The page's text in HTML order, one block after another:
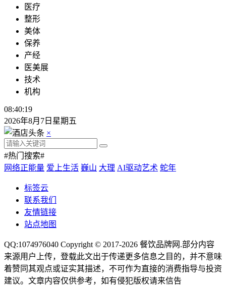
医疗
整形
美体
保养
产经
医美展
技术
机构
08:40:20
2026年8月7日星期五
×
#热门搜索#
网络正能量 爱上生活 巍山 大理 AI驱动艺术 蛇年
标签云
联系我们
友情链接
站点地图
QQ:1074976040 Copyright © 2017-2026 餐饮品牌网 .部分内容
来源用户上传，登载此文出于传递更多信息之目的，并不意味
着赞同其观点或证实其描述，不可作为直接的消费指导与投资
建议。文章内容仅供参考，如有侵犯版权请来信告